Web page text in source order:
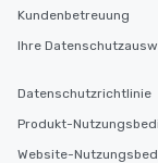
Kundenbetreuung
Ihre
Datenschutzrichtlinie
Produkt-
Website-